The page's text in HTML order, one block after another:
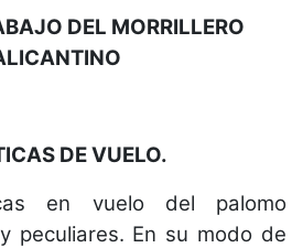
DEL MORRILLERO
DE VUELO.
en vuelo del palomo
peculiares. En su modo de